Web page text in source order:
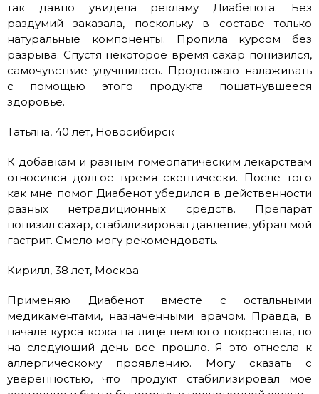
так давно увидела рекламу Диабенота. Без
раздумий заказала, поскольку в составе только
натуральные компоненты. Пропила курсом без
разрыва. Спустя некоторое время сахар понизился,
самочувствие улучшилось. Продолжаю налаживать
с помощью этого продукта пошатнувшееся
здоровье.
Татьяна, 40 лет, Новосибирск
К добавкам и разным гомеопатическим лекарствам
относился долгое время скептически. После того
как мне помог Диабенот убедился в действенности
разных нетрадиционных средств. Препарат
понизил сахар, стабилизировал давление, убрал мой
гастрит. Смело могу рекомендовать.
Кирилл, 38 лет, Москва
Применяю Диабенот вместе с остальными
медикаментами, назначенными врачом. Правда, в
начале курса кожа на лице немного покраснела, но
на следующий день все прошло. Я это отнесла к
аллергическому проявлению. Могу сказать с
уверенностью, что продукт стабилизировал мое